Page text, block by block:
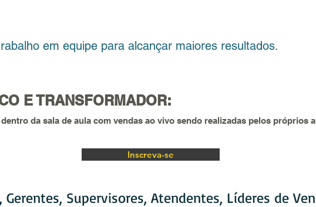
em equipe para alcançar maiores resultados.
E TRANSFORMADOR:
da sala de aula com vendas ao vivo sendo realizadas pelos próprios
Supervisores, Atendentes, Líderes de
Inscreva-se